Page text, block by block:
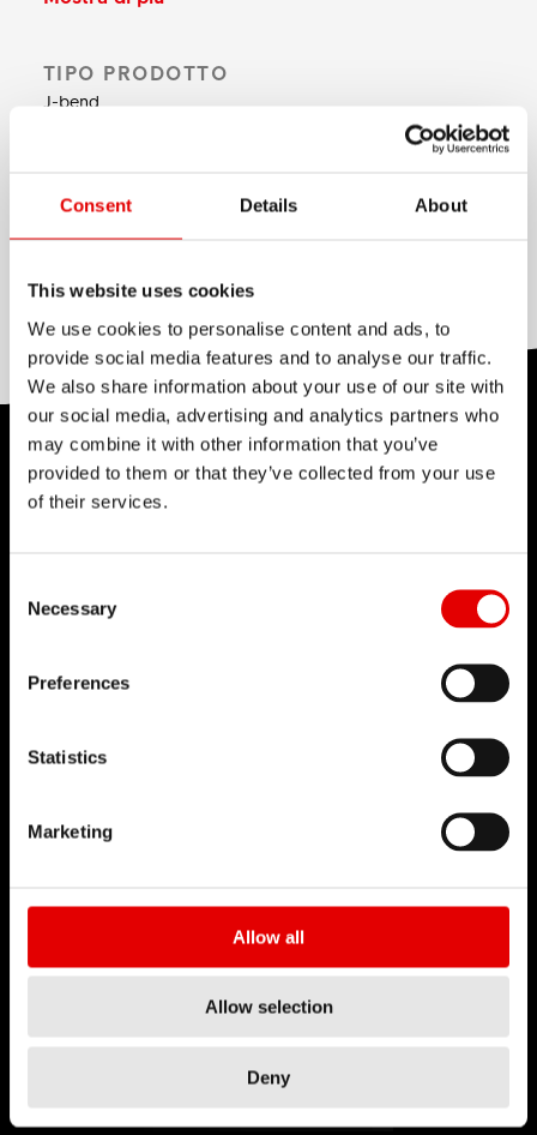
Consent Details About
This website uses cookies
We use cookies to personalise content and ads, to
provide social media features and to analyse our traffic.
We also share information about your use of our site with
our social media, advertising and analytics partners who
may combine it with other information that you’ve
provided to them or that they’ve collected from your use
of their services.
Necessary
Preferences
Statistics
Marketing
Allow all
Allow selection
Deny
centrale mediante un processo di forgiatura a
173 g rispetto ai raggi a diametro costante.
Nonostante la sezione centrale leggera, DT
Alpine III è molto resistente ed è perfettamente
TIPO PRODOTTO
J-bend
None
Triple butted
TECNOLOGIE
Crediamo nell'Arte dell'Ingegneria e nella
continua e ricerca della perfezione: è questa